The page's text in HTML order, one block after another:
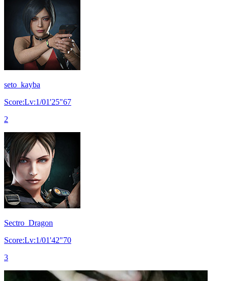
seto_kayba
Score:Lv:1/01'25"67
2
Sectro_Dragon
Score:Lv:1/01'42"70
3